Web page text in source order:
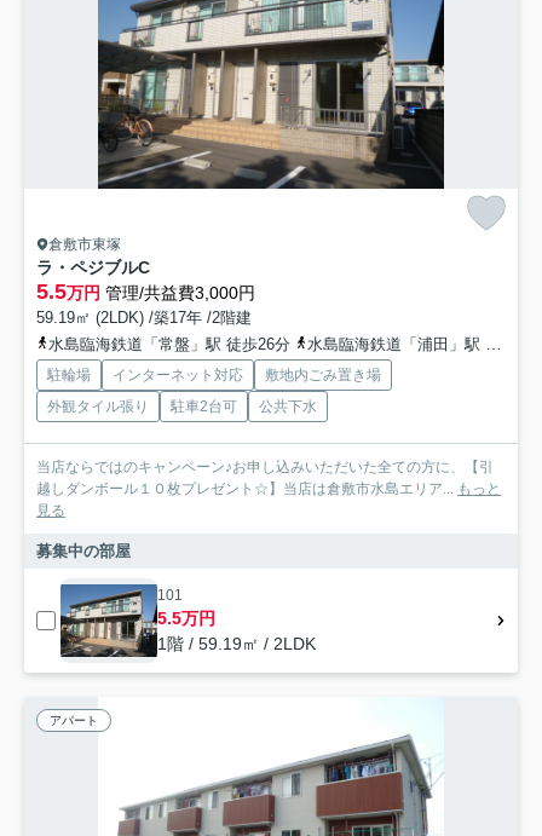
倉敷市東塚
ラ・ペジブルC
5.5万円 管理/共益費3,000円
59.19㎡ (2LDK) /築17年 /2階建
水島臨海鉄道「常盤」駅 徒歩26分
水島臨海鉄道「浦田」駅 バス8分 下電バス「倉敷広済クリニック前」 停歩7分
駐輪場 インターネット対応
敷地内ごみ置き場
外観タイル張り
駐車2台可 公共下水
当店ならではのキャンペーン♪お申し込みいただいた全ての方に、【引
越しダンボール１０枚プレゼント☆】当店は倉敷市水島エリア... もっと
見る
募集中の部屋
101
5.5万円
1階 / 59.19㎡ / 2LDK
アパート